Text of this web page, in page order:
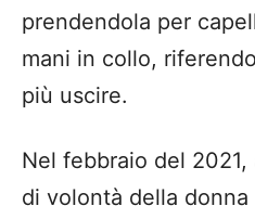
prendendola per
mani in collo,
più uscire.
Nel febbraio del
di volontà della